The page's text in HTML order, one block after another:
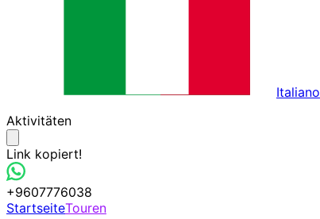
Italiano
Aktivitäten
Link kopiert!
+9607776038
StartseiteTouren